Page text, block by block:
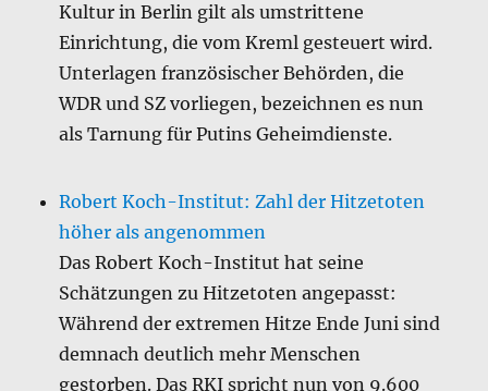
Kultur in Berlin gilt als umstrittene
Einrichtung, die vom Kreml gesteuert wird.
Unterlagen französischer Behörden, die
WDR und SZ vorliegen, bezeichnen es nun
als Tarnung für Putins Geheimdienste.
Robert Koch-Institut: Zahl der Hitzetoten
höher als angenommen
Das Robert Koch-Institut hat seine
Schätzungen zu Hitzetoten angepasst:
Während der extremen Hitze Ende Juni sind
demnach deutlich mehr Menschen
gestorben. Das RKI spricht nun von 9.600